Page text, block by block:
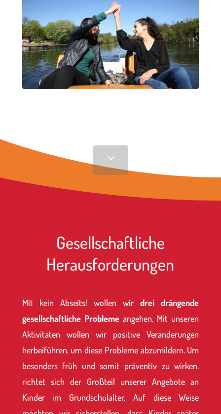
3
Gesellschaftliche
Herausforderungen
Mit kein Abseits! wollen wirdrei drängende
gesellschaftliche Problemeangehen. Mit unseren
Aktivitäten wollen wir positive Veränderungen
herbeiführen, um diese Probleme abzumildern. Um
besonders früh und somit präventiv zu wirken,
richtet sich der Großteil unserer Angebote an
Kinder im Grundschulalter. Auf diese Weise